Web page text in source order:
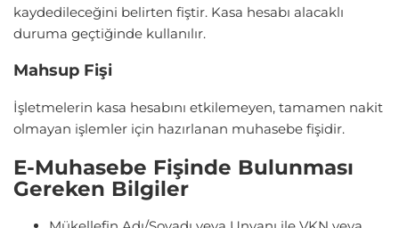
kaydedileceğini belirten fiştir. Kasa hesabı alacaklı
duruma geçtiğinde kullanılır.
Mahsup Fişi
İşletmelerin kasa hesabını etkilemeyen, tamamen nakit
olmayan işlemler için hazırlanan muhasebe fişidir.
E-Muhasebe Fişinde Bulunması
Gereken Bilgiler